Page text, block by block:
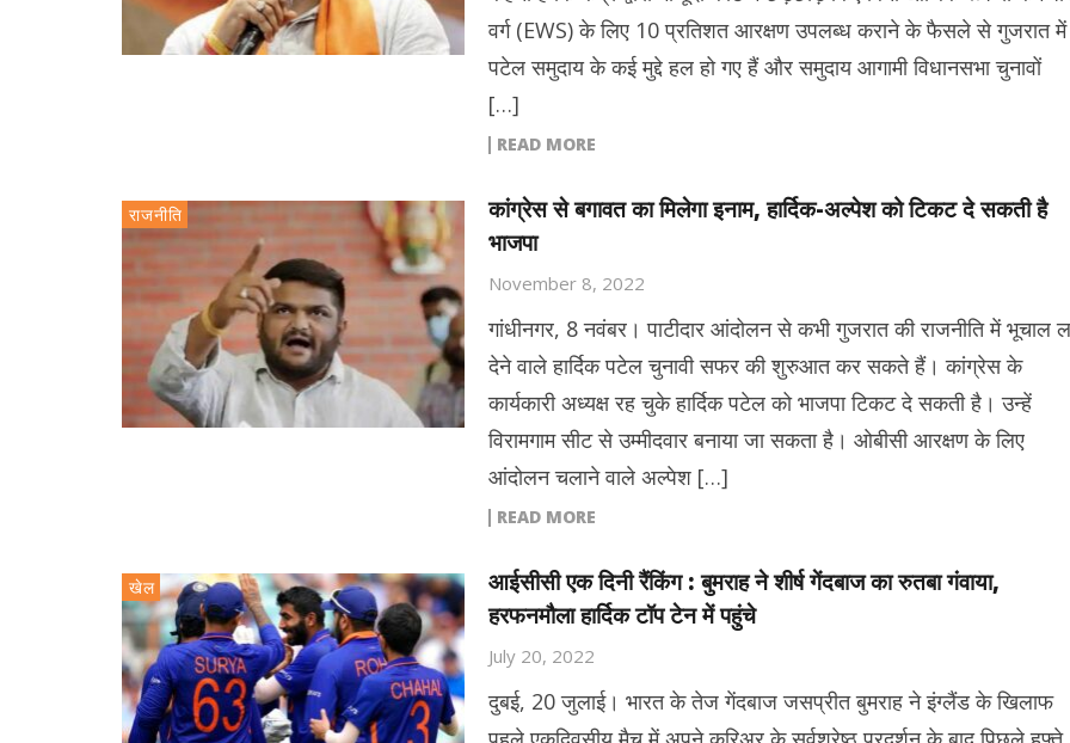
वर्ग (EWS) के लिए 10 प्रतिशत आरक्षण उपलब्ध कराने के फैसले से गुजरात में
पटेल समुदाय के कई मुद्दे हल हो गए हैं और समुदाय आगामी विधानसभा चुनावों
[…]
READ MORE
राजनीति
कांग्रेस से बगावत का मिलेगा इनाम, हार्दिक-अल्पेश को टिकट दे सकती है
भाजपा
November 8, 2022
गांधीनगर, 8 नवंबर। पाटीदार आंदोलन से कभी गुजरात की राजनीति में भूचाल
देने वाले हार्दिक पटेल चुनावी सफर की शुरुआत कर सकते हैं। कांग्रेस के
कार्यकारी अध्यक्ष रह चुके हार्दिक पटेल को भाजपा टिकट दे सकती है। उन्हें
विरामगाम सीट से उम्मीदवार बनाया जा सकता है। ओबीसी आरक्षण के लिए
आंदोलन चलाने वाले अल्पेश […]
READ MORE
खेल
आईसीसी एक दिनी रैंकिंग : बुमराह ने शीर्ष गेंदबाज का रुतबा गंवाया,
हरफनमौला हार्दिक टॉप टेन में पहुंचे
July 20, 2022
दुबई, 20 जुलाई। भारत के तेज गेंदबाज जसप्रीत बुमराह ने इंग्लैंड के खिलाफ